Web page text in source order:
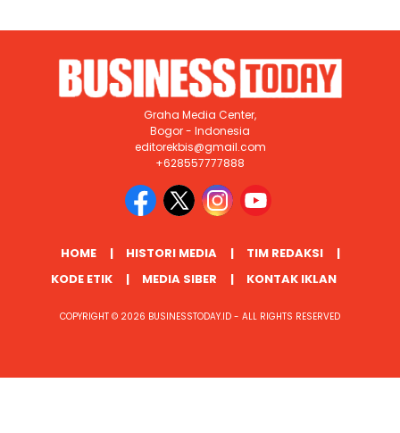
Graha Media Center,
Bogor - Indonesia
editorekbis@gmail.com
+628557777888
HOME HISTORI MEDIA
TIM REDAKSI
KODE ETIK
MEDIA SIBER KONTAK IKLAN
COPYRIGHT © 2026 BUSINESSTODAY.ID - ALL RIGHTS RESERVED